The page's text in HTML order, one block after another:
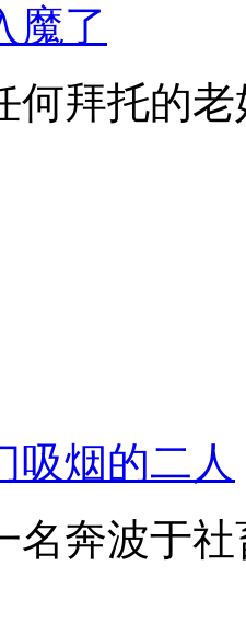
魔了
何拜托的老
吸烟的二人
名奔波于社